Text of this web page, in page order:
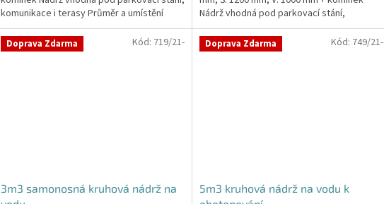
komunikace i terasy Průměr a umístění
přítoku/ů, odtoku/ů...
Nádrž vhodná pod parkovací stání,
komunikace i terasy...
Doprava Zdarma
3m3 samonosná kruhová nádrž na
Kód: 719/21- Doprava Zdarma
5m3 kruhová nádrž na vodu k
Kód: 749/21-